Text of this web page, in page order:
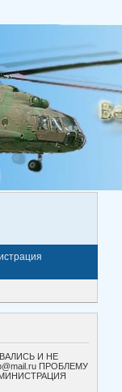
И НЕ
ПРОБЛЕМУ